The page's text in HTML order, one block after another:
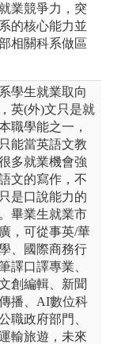
業競爭力，突
的核心能力並
相關科系做區
學生就業取向
英(外)文只是就
職學能之一，
能當英語文教
多就業機會強
文的寫作，不
是口說能力的
畢業生就業市
，可從事英/華
、國際商務行
譯口譯專業、
創編輯、新聞
播、AI數位科
職政府部門、
輸旅遊，未來